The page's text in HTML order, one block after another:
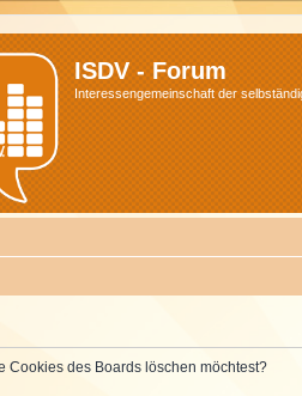
ISDV - Forum
Interessengemeinschaft der
Cookies des Boards löschen möchtest?